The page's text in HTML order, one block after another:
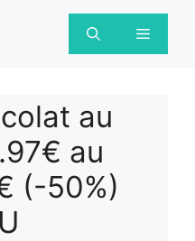
Menu
au
au
(-50%)